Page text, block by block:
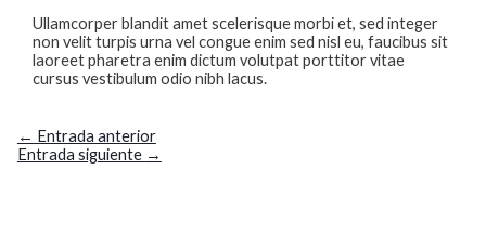
Ullamcorper blandit amet scelerisque morbi et, sed integer
non velit turpis urna vel congue enim sed nisl eu, faucibus sit
laoreet pharetra enim dictum volutpat porttitor vitae
cursus vestibulum odio nibh lacus.
← Entrada anterior
Entrada siguiente →